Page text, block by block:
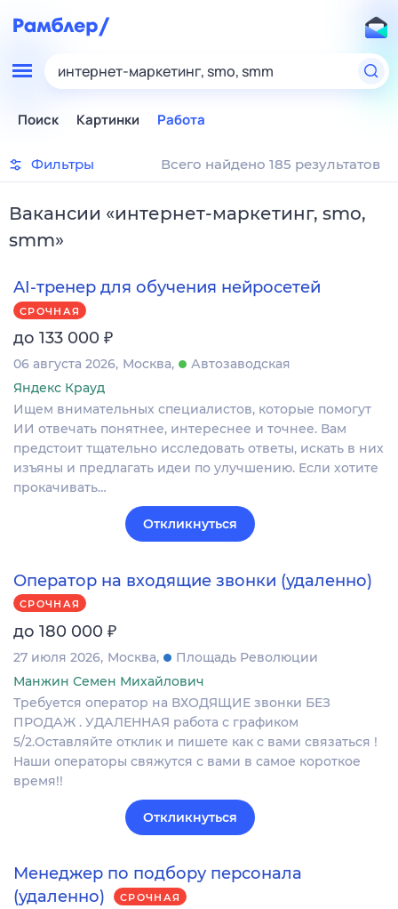
интернет-маркетинг, smo, smm
Поиск Картинки Работа
Фильтры Всего найдено 185 результатов
Вакансии «интернет-маркетинг, smo,
smm»
AI-тренер для обучения нейросетей
СРОЧНАЯ
до 133 000 ₽
06 августа 2026 Москва
Автозаводская
Яндекс Крауд
Ищем внимательных специалистов, которые помогут
ИИ отвечать понятнее, интереснее и точнее. Вам
предстоит тщательно исследовать ответы, искать в них
изъяны и предлагать идеи по улучшению. Если хотите
прокачивать…
Откликнуться
Оператор на входящие звонки (удаленно)
СРОЧНАЯ
до 180 000 ₽
27 июля 2026 Москва
Площадь Революции
Манжин Семен Михайлович
Требуется оператор на ВХОДЯЩИЕ звонки БЕЗ
ПРОДАЖ . УДАЛЕННАЯ работа с графиком
5/2.Оставляйте отклик и пишете как с вами связаться !
Наши операторы свяжутся с вами в самое короткое
время!!
Откликнуться
Менеджер по подбору персонала
(удаленно)
СРОЧНАЯ